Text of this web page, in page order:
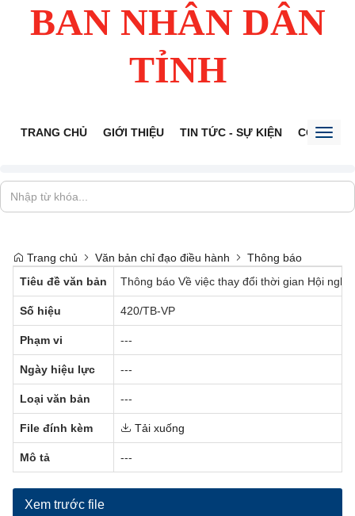
BAN NHÂN DÂN
TỈNH
TRANG CHỦ GIỚI THIỆU TIN TỨC - SỰ KIỆN CỔNG
Trang chủ Văn bản chỉ đạo điều hành
Thông báo
Tiêu đề văn bản
Thông báo Về việc thay đổi thời gian Hội
Số hiệu 420/TB-VP
Phạm vi ---
Ngày hiệu lực ---
Loại văn bản ---
File đính kèm Tải xuống
Mô tả ---
Xem trước file